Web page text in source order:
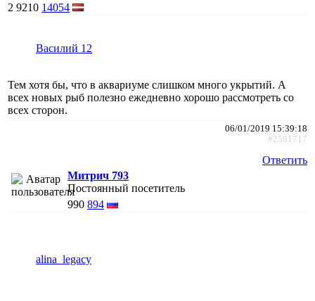
2 9210 14054
Василий 12
Тем хотя бы, что в аквариуме слишком много укрытий. А
всех новых рыб полезно ежедневно хорошо рассмотреть со
всех сторон.
06/01/2019 15:39:18
#2581717
Ответить
Митрич 793
Постоянный посетитель
990 894
alina_legacy